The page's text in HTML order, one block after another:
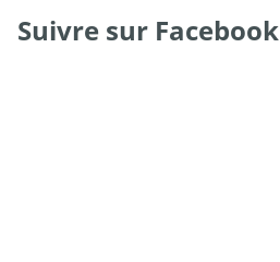
Suivre sur Facebook